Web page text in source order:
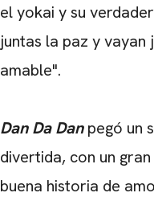
el yokai y su
juntas la paz y vayan
amable".
Dan Da Danpegó un
divertida, con un
buena historia de